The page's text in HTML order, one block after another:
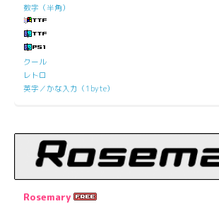
数字（半角）
クール
レトロ
英字／かな入力（1byte）
Rosemary